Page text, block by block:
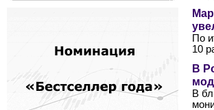
По
10
В
В